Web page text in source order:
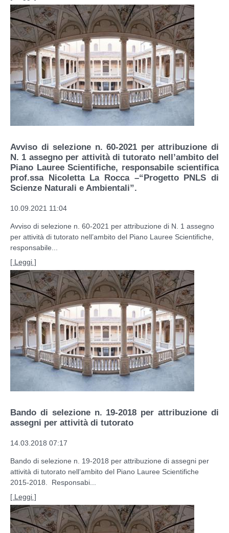
Avviso di selezione n. 60-2021 per attribuzione di
N. 1 assegno per attività di tutorato nell’ambito del
Piano Lauree Scientifiche, responsabile scientifica
prof.ssa Nicoletta La Rocca –“Progetto PNLS di
Scienze Naturali e Ambientali”.
10.09.2021 11:04
Avviso di selezione n. 60-2021 per attribuzione di N. 1 assegno
per attività di tutorato nell’ambito del Piano Lauree Scientifiche,
responsabile...
[ Leggi ]
Bando di selezione n. 19-2018 per attribuzione di
assegni per attività di tutorato
14.03.2018 07:17
Bando di selezione n. 19-2018 per attribuzione di assegni per
attività di tutorato nell’ambito del Piano Lauree Scientifiche
2015-2018. Responsabi...
[ Leggi ]